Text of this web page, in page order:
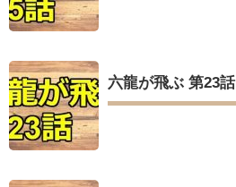
六龍が飛ぶ 第23話